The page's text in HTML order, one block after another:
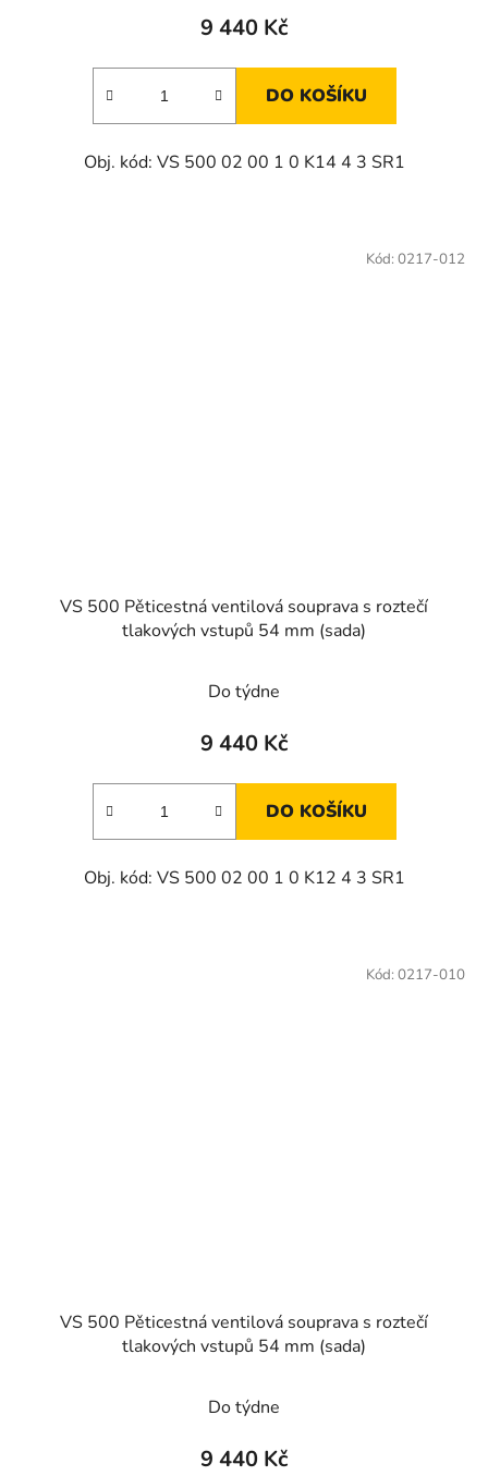
9 440 Kč
DO KOŠÍKU
Obj. kód: VS 500 02 00 1 0 K14 4 3 SR1
VS 500 Pěticestná ventilová souprava s roztečí
tlakových vstupů 54 mm (sada)
Do týdne
9 440 Kč
DO KOŠÍKU
Obj. kód: VS 500 02 00 1 0 K12 4 3 SR1
Kód: 0217-012
VS 500 Pěticestná ventilová souprava s roztečí
tlakových vstupů 54 mm (sada)
hodnocení
produktu
Do týdne
9 440 Kč
Kód: 0217-010